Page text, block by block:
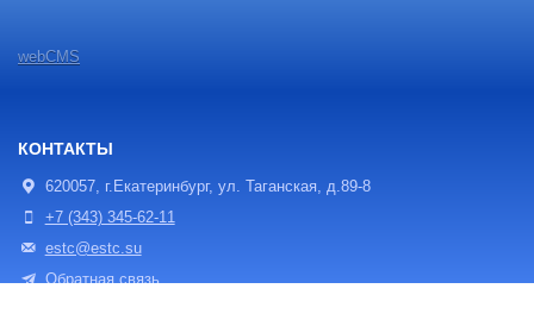
webCMS
КОНТАКТЫ
620057, г.Екатеринбург, ул. Таганская, д.89-8
+7 (343) 345-62-11
estc@estc.su
Обратная связь